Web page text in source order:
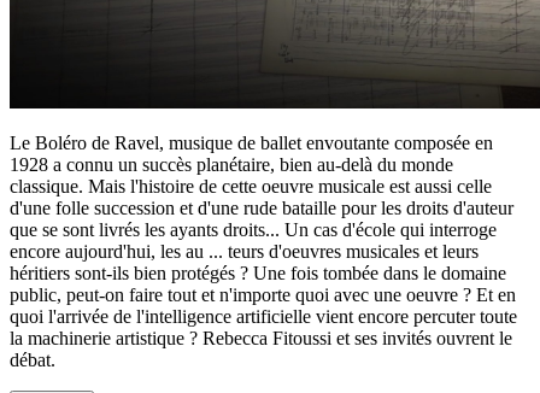
Le Boléro de Ravel, musique de ballet envoutante composée en
1928 a connu un succès planétaire, bien au-delà du monde
classique. Mais l'histoire de cette oeuvre musicale est aussi celle
d'une folle succession et d'une rude bataille pour les droits d'auteur
que se sont livrés les ayants droits... Un cas d'école qui interroge
encore aujourd'hui, les au ... teurs d'oeuvres musicales et leurs
héritiers sont-ils bien protégés ? Une fois tombée dans le domaine
public, peut-on faire tout et n'importe quoi avec une oeuvre ? Et en
quoi l'arrivée de l'intelligence artificielle vient encore percuter toute
la machinerie artistique ? Rebecca Fitoussi et ses invités ouvrent le
débat.